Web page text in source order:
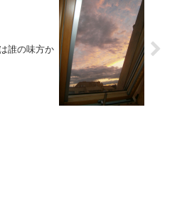
誰の味方か